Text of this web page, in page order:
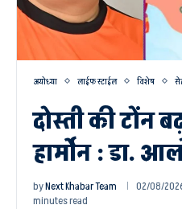
अयोध्या लाईफ स्टाईल विशेष
दोस्ती की टोंन
हार्मोन : डा.
byNext Khabar Team 02/08/
minutes read